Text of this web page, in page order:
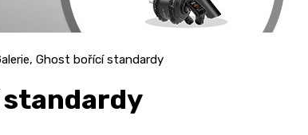
Ghost bořící standardy
standardy